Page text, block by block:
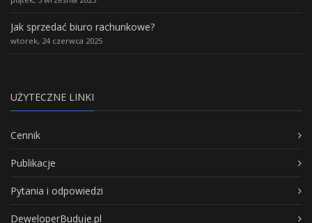
Jak sprzedać biuro rachunkowe?
wtorek, 24 czerwca 2025
UŻYTECZNE LINKI
Cennik
Publikacje
Pytania i odpowiedzi
DeweloperBuduje.pl